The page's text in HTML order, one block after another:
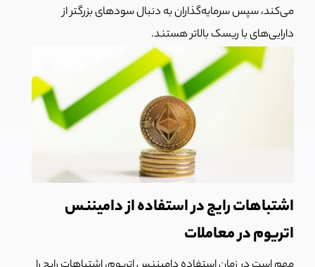
می‌کند، سپس سرمایه‌گذاران به دنبال سودهای بزرگتر از
دارایی‌های با ریسک بالاتر هستند.
اشتباهات رایج در استفاده از دامیننس
اتریوم در معاملات